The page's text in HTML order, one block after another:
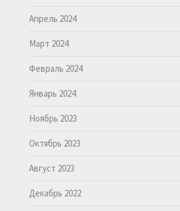
Апрель 2024
Март 2024
Февраль 2024
Январь 2024
Ноябрь 2023
Октябрь 2023
Август 2023
Декабрь 2022